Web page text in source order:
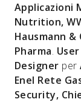
Applicazioni
Nutrition,
Hausmann &
Pharma.
Designer per
Enel Rete
Security,